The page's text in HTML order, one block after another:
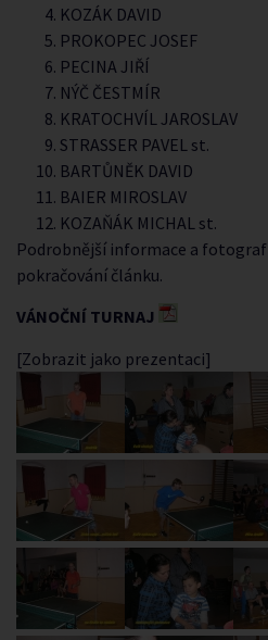
KOZÁK DAVID
PROKOPEC JOSEF
PECINA JIŘÍ
NÝČ ČESTMÍR
KRATOCHVÍL JAROSLAV
STRASSER PAVEL st.
BARTŮNĚK DAVID
BAIER MIROSLAV
KOZAŇÁK MICHAL st.
Podrobnější informace a
pokračování článku.
VÁNOČNÍ TURNAJ
[Zobrazit jako prezentaci]